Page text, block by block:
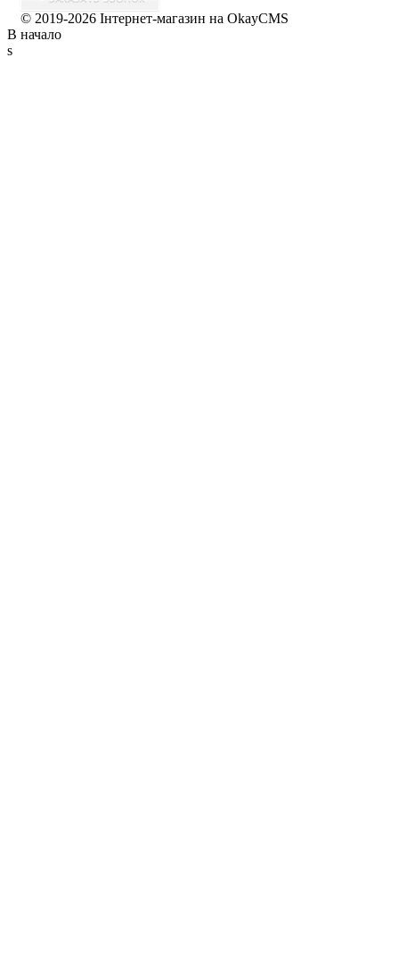
© 2019-2026 Інтернет-магазин на OkayCMS
В начало
s